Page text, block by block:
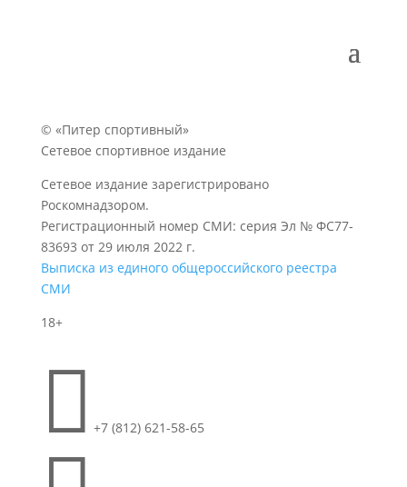
© «Питер спортивный»
Сетевое спортивное издание
Сетевое издание зарегистрировано
Роскомнадзором.
Регистрационный номер СМИ: серия Эл № ФС77-
83693 от 29 июля 2022 г.
Выписка из единого общероссийского реестра
СМИ
18+
 +7 (812) 621-58-65